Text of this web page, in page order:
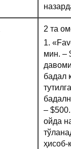
2 та
1.
мин. –
бадал
–
ойда
ҳисоб-